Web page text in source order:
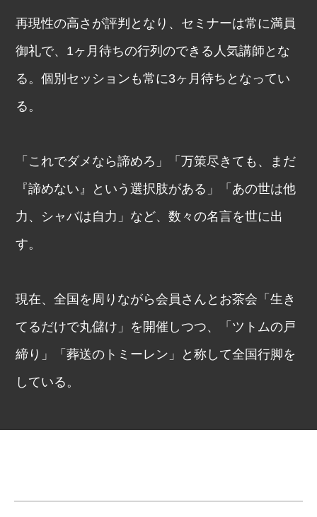
再現性の高さが評判となり、セミナーは常に満員
御礼で、1ヶ月待ちの行列のできる人気講師とな
る。個別セッションも常に3ヶ月待ちとなってい
る。
「これでダメなら諦めろ」「万策尽きても、まだ
『諦めない』という選択肢がある」「あの世は他
力、シャバは自力」など、数々の名言を世に出
す。
現在、全国を周りながら会員さんとお茶会「生き
てるだけで丸儲け」を開催しつつ、「ツトムの戸
締り」「葬送のトミーレン」と称して全国行脚を
している。